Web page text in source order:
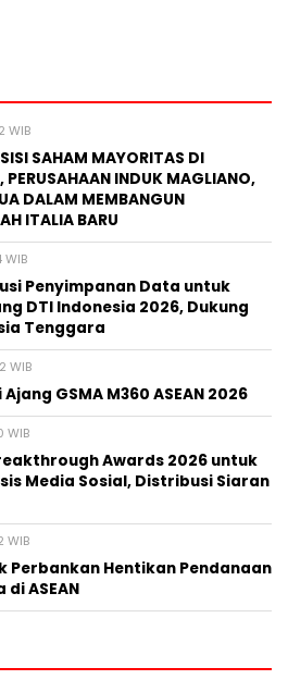
WIB
SAHAM MAYORITAS DI
PERUSAHAAN INDUK MAGLIANO,
DALAM MEMBANGUN
ITALIA BARU
Penyimpanan Data untuk
DTI Indonesia 2026, Dukung
Tenggara
WIB
GSMA M360 ASEAN 2026
WIB
Awards 2026 untuk
Media Sosial, Distribusi Siaran
WIB
Perbankan Hentikan Pendanaan
ASEAN